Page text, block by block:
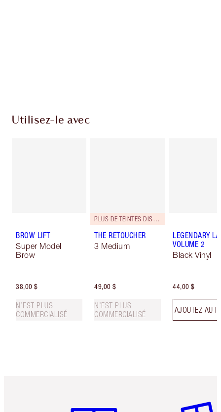
Utilisez-le avec
BROW LIFT
Super Model
Brow
38,00 $
N’EST PLUS
COMMERCIALISÉ
PLUS DE TEINTES DISPONIBLES
THE RETOUCHER
3 Medium
49,00 $
N’EST PLUS
COMMERCIALISÉ
LEGENDARY
VOLUME 2
Black Vinyl
44,00 $
AJOUTEZ AU